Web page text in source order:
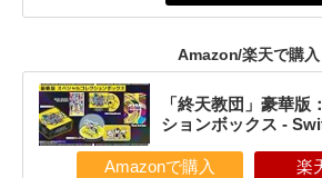
Amazon/楽天で購入
「終天教団」豪華版
ションボックス -
Amazonで購入 楽